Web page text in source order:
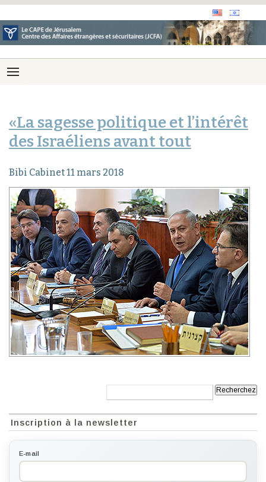
«La sagesse politique et l’intérêt
des Israéliens avant tout
Bibi Cabinet 11 mars 2018
Inscription à la newsletter
E-mail